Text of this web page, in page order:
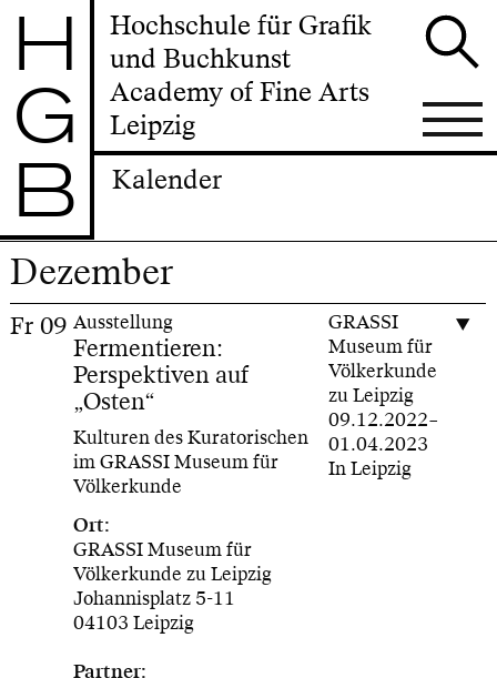
H
G
B
Hochschule für Grafik
und Buchkunst
Academy of Fine Arts
Leipzig
Kalender
Dezember
Fr 09 Ausstellung
Fermentieren:
Perspektiven auf
„Osten“
Kulturen des Kuratorischen
im GRASSI Museum für
Völkerkunde
Ort:
GRASSI Museum für
Völkerkunde zu Leipzig
Johannisplatz 5-11
04103 Leipzig
Partner:
GRASSI
Museum für
Völkerkunde
zu Leipzig
09.12.2022–
01.04.2023
In Leipzig